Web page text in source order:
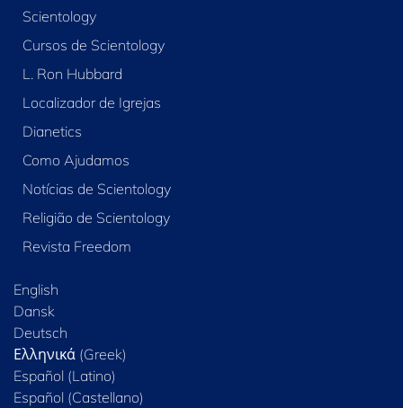
Scientology
Cursos de Scientology
L. Ron Hubbard
Localizador de Igrejas
Dianetics
Como Ajudamos
Notícias de Scientology
Religião de Scientology
Revista Freedom
English
Dansk
Deutsch
Ελληνικά (Greek)
Español (Latino)
Español (Castellano)